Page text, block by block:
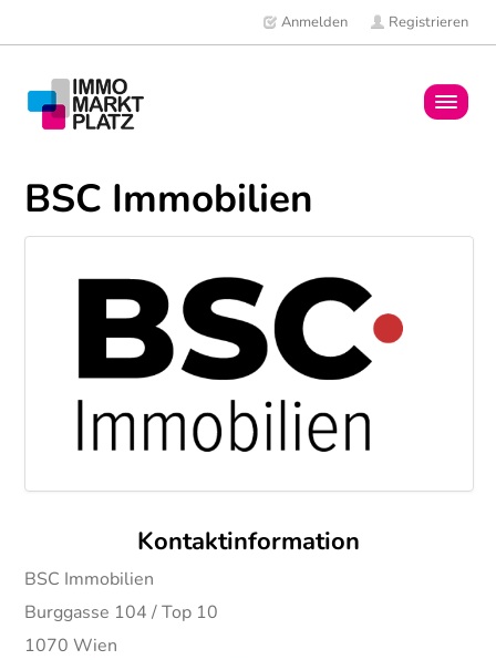
Anmelden Registrieren
Mitglieder
News
BSC Immobilien
Kontaktinformation
BSC Immobilien
Burggasse 104 / Top 10
1070Wien